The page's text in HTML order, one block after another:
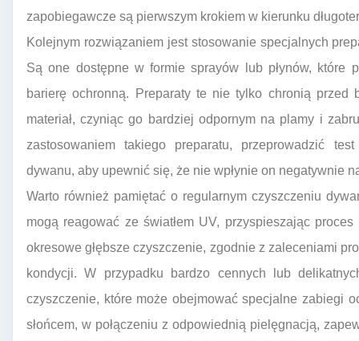
zapobiegawcze są pierwszym krokiem w kierunku
Kolejnym rozwiązaniem jest stosowanie specjalnych
Są one dostępne w formie sprayów lub płynów, które
barierę ochronną. Preparaty te nie tylko chronią przed
materiał, czyniąc go bardziej odpornym na plamy i
zastosowaniem takiego preparatu, przeprowadzić
dywanu, aby upewnić się, że nie wpłynie on negatywnie
Warto również pamiętać o regularnym czyszczeniu
mogą reagować ze światłem UV, przyspieszając
okresowe głębsze czyszczenie, zgodnie z zaleceniami
kondycji. W przypadku bardzo cennych lub
czyszczenie, które może obejmować specjalne zabiegi
słońcem, w połączeniu z odpowiednią pielęgnacją,